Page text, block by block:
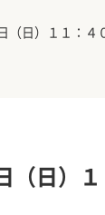
（日）１１：４
（日）